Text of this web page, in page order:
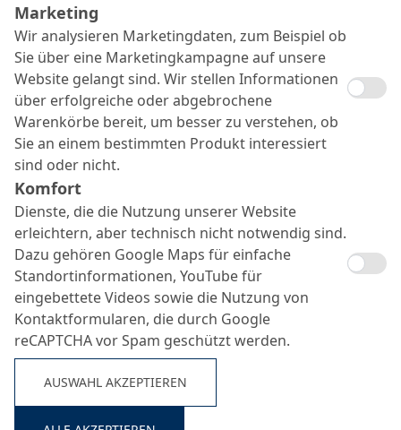
MC-Injekt 2300 top
Marketing
Wir analysieren Marketingdaten, zum Beispiel ob
Sie über eine Marketingkampagne auf unsere
Website gelangt sind. Wir stellen Informationen
über erfolgreiche oder abgebrochene
Warenkörbe bereit, um besser zu verstehen, ob
Sie an einem bestimmten Produkt interessiert
sind oder nicht.
Komfort
Dienste, die die Nutzung unserer Website
erleichtern, aber technisch nicht notwendig sind.
Dazu gehören Google Maps für einfache
Standortinformationen, YouTube für
eingebettete Videos sowie die Nutzung von
Kontaktformularen, die durch Google
reCAPTCHA vor Spam geschützt werden.
AUSWAHL AKZEPTIEREN